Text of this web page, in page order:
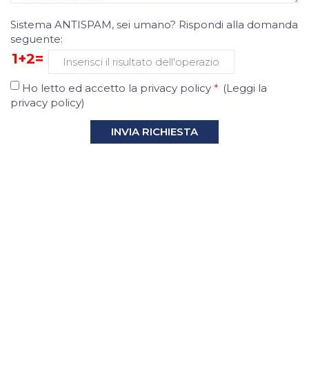
Sistema ANTISPAM, sei umano? Rispondi alla domanda
seguente:
1+2=
Ho letto ed accetto la privacy policy * (Leggi la
privacy policy)
INVIA RICHIESTA